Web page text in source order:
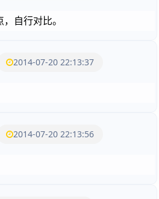
自行对比。
2014-07-20 22:13:37
2014-07-20 22:13:56